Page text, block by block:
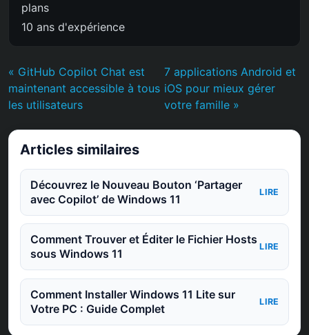
plans
10 ans d'expérience
« GitHub Copilot Chat est
maintenant accessible à tous
les utilisateurs
7 applications Android et
iOS pour mieux gérer
votre famille »
Articles similaires
Découvrez le Nouveau Bouton ‘Partager
avec Copilot’ de Windows 11
LIRE
Comment Trouver et Éditer le Fichier Hosts
sous Windows 11
LIRE
Comment Installer Windows 11 Lite sur
Votre PC : Guide Complet
LIRE